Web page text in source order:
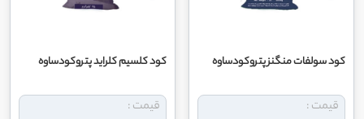
کود سولفات منگنز پتروکودساوه
قیمت :
کود کلسیم کلراید پتروکودساوه
قیمت :